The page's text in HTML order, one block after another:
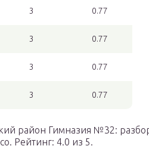
3 0.77
3 0.77
3 0.77
3 0.77
район Гимназия №32:
Рейтинг: 4.0 из 5.